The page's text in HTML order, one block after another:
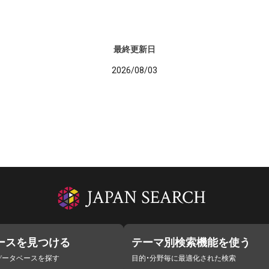
最終更新日
2026/08/03
スを見つける
タベースを探す
テーマ別検索機能を使う
目的・分野毎に最適化された検索